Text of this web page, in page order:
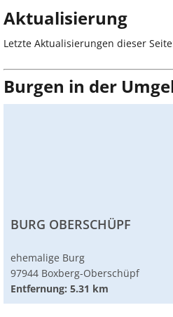
Aktualisierung
Letzte Aktualisierungen dieser
Burgen in der
BURG OBERSCHÜPF
ehemalige Burg
97944 Boxberg-Oberschüpf
Entfernung: 5.31 km